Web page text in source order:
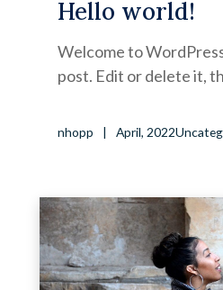
Hello world!
nhopp April, 2022
Welcome to
post. Edit or delete it,